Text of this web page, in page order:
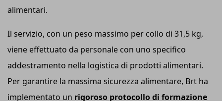
alimentari.
Il servizio, con un peso massimo per collo di 31,5 kg,
viene effettuato da personale con uno specifico
addestramento nella logistica di prodotti alimentari.
Per garantire la massima sicurezza alimentare, Brt ha
implementato un rigoroso protocollo di formazione